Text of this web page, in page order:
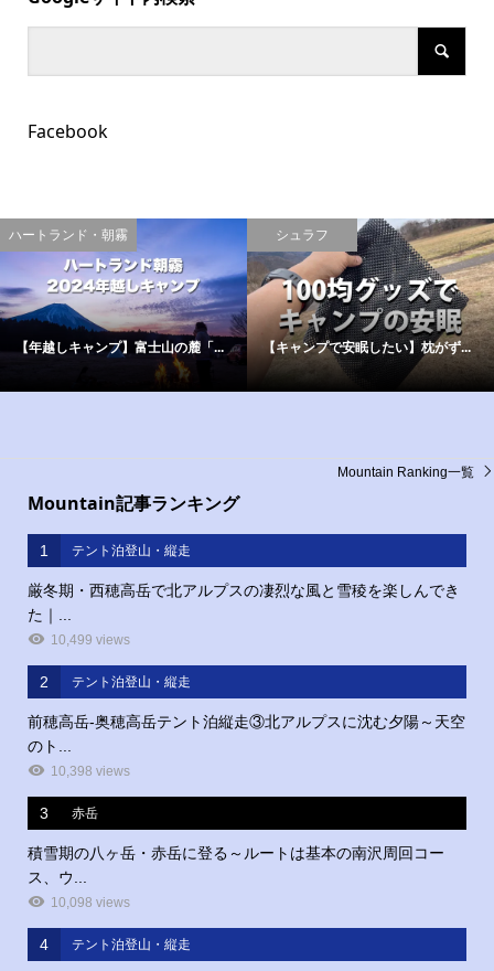
Facebook
ハートランド・朝霧
【年越しキャンプ】富士山の麓「...
シュラフ
【キャンプで安眠したい】枕がず...
Mountain記事ランキング
1 テント泊登山・縦走
厳冬期・西穂高岳で北アルプスの凄烈な風と雪稜を楽しんでき
た｜...
10,499 views
2 テント泊登山・縦走
前穂高岳‐奥穂高岳テント泊縦走③北アルプスに沈む夕陽～天空
のト...
10,398 views
3 赤岳
積雪期の八ヶ岳・赤岳に登る～ルートは基本の南沢周回コー
ス、ウ...
10,098 views
4 テント泊登山・縦走
Mountain Ranking一覧